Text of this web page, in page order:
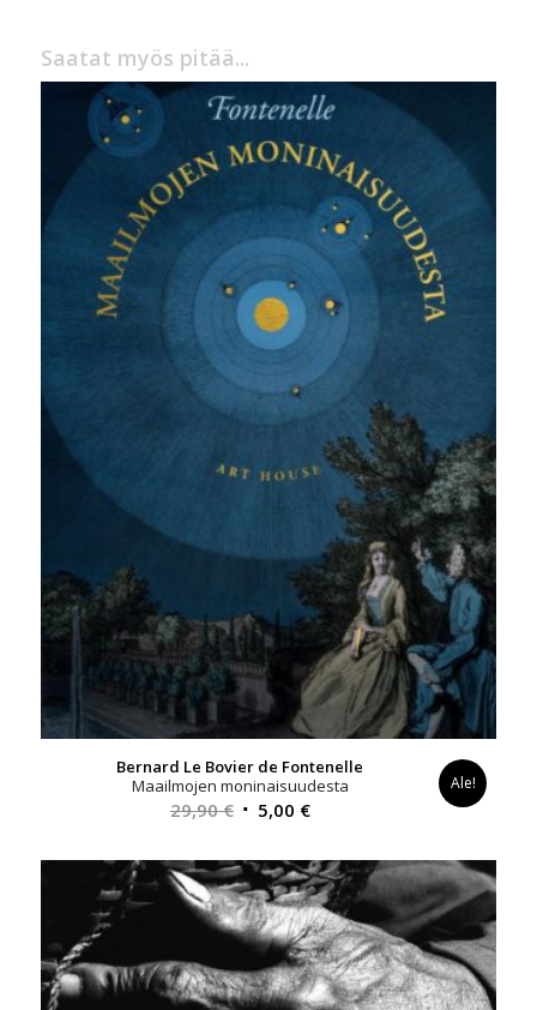
Saatat myös pitää...
Bernard Le Bovier de Fontenelle
Maailmojen moninaisuudesta
29,90€ Alkuperäinen
oli:
29,90 €.
5,00 €Nykyinen
on:
5,00 €.
Ale!